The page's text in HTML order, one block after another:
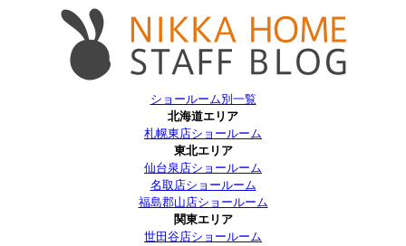
ショールーム別一覧
北海道エリア
札幌東店ショールーム
東北エリア
仙台泉店ショールーム
名取店ショールーム
福島郡山店ショールーム
関東エリア
世田谷店ショールーム